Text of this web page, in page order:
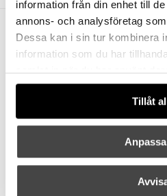
information från din enhet till
annons- och analysföretag
Dessa kan i sin tur kombinera
information som du har
samlat in när du har använt
Tillåt
Anpassa
Andra